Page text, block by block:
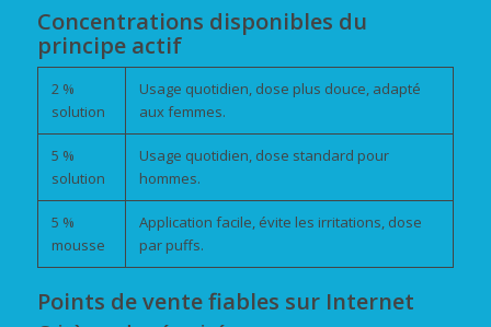
Concentrations disponibles du
principe actif
2 %
solution
Usage quotidien, dose plus douce, adapté
aux femmes.
5 %
solution
Usage quotidien, dose standard pour
hommes.
5 %
mousse
Application facile, évite les irritations, dose
par puffs.
Points de vente fiables sur Internet